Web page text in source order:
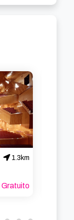
1.3km
Gratuito